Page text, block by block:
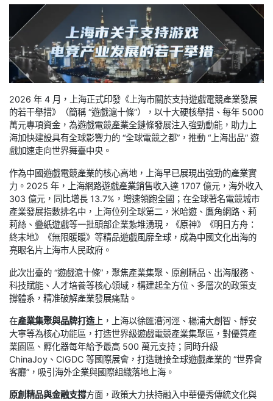
2026 年 4 月，上海正式印發《上海市關於支持遊戲電競產業發展
的若干舉措》（簡稱 “遊戲滬十條”），以十大硬核舉措、每年 5000
萬元專項資金，為遊戲電競產業全鏈條發展注入強勁動能，助力上
海加快建設具有全球影響力的 “全球電競之都”，推動 “上海出品” 遊
戲加速走向世界舞臺中央。
作為中國遊戲電競產業的核心高地，上海早已展現出強勁的產業實
力。2025 年，上海網路遊戲產業銷售收入達 1707 億元，海外收入
303 億元，同比增長 13.7%，增速領跑全國；在全球著名電競城市
產業發展指數排名中，上海位列全球第二，米哈遊、鷹角網路、莉
莉絲、疊紙遊戲等一批頭部企業紮堆湧現，《原神》《明日方舟：
終末地》《無限暖暖》等精品遊戲風靡全球，成為中國文化出海的
亮眼名片上海市人民政府。
此次出臺的 “遊戲滬十條”，聚焦產業集聚、原創精品、出海服務、
科技賦能、人才培養等核心領域，構建起全方位、多層次的政策支
撐體系，精准破解產業發展痛點。
在產業集聚與品牌打造上，上海以徐匯漕河涇、楊浦大創智、靜安
大寧等為核心功能區，打造世界級遊戲電競產業集聚區，對優質產
業園區、孵化器每年給予最高 500 萬元支持；同時升級
ChinaJoy、CIGDC 等國際展會，打造鏈接全球遊戲產業的 “世界會
客廳”，吸引海外企業與國際組織落地上海。
原創精品與金融支撐方面，政策大力扶持融入中華優秀傳統文化與